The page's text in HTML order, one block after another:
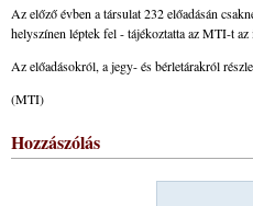
Az előző évben a társulat 232 előadásán
helyszínen léptek fel - tájékoztatta az MTI-t az
Az előadásokról, a jegy- és bérletárakról
(MTI)
Hozzászólás